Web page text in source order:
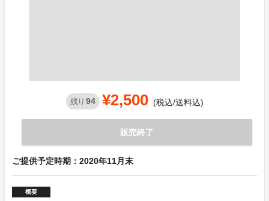
残り 94 ¥2,500 (税込/送料込)
販売終了
ご提供予定時期：2020年11月末
概要